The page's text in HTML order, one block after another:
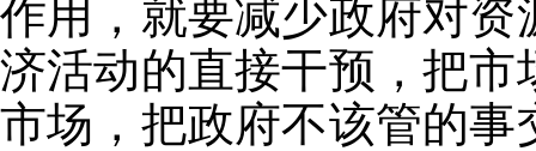
作用，就要减少政府对
济活动的直接干预，把
市场，把政府不该管的